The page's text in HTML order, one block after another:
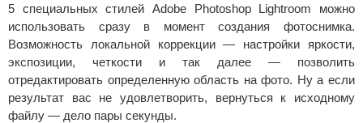
5 специальных стилей Adobe Photoshop Lightroom можно
использовать сразу в момент создания фотоснимка.
Возможность локальной коррекции — настройки яркости,
экспозиции, четкости и так далее — позволить
отредактировать определенную область на фото. Ну а если
результат вас не удовлетворить, вернуться к исходному
файлу — дело пары секунды.